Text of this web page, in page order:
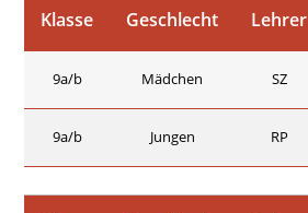
Klasse Geschlecht Lehrer
9a/b Mädchen SZ
9a/b Jungen RP